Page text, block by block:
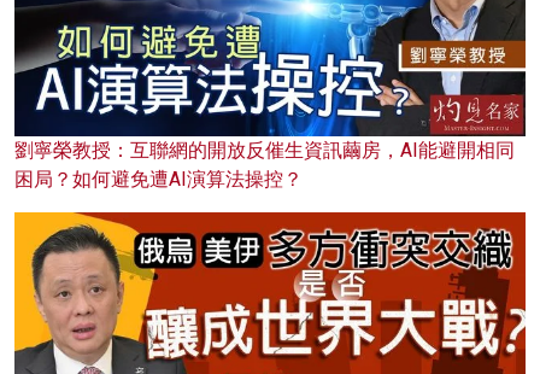
劉寧榮教授：互聯網的開放反催生資訊繭房，AI能避開相同
困局？如何避免遭AI演算法操控？